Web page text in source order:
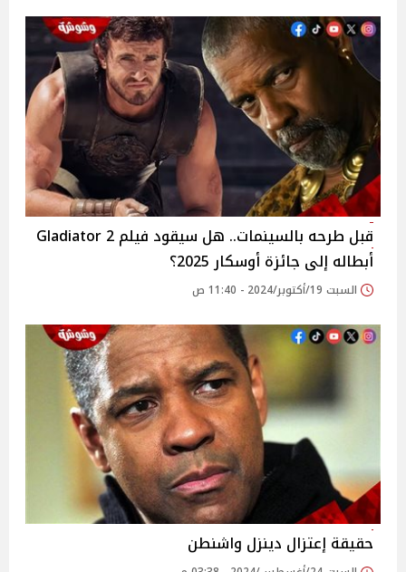
قبل طرحه بالسينمات.. هل سيقود فيلم Gladiator 2
أبطاله إلى جائزة أوسكار 2025؟
السبت 19/أكتوبر/2024 - 11:40 ص
حقيقة إعتزال دينزل واشنطن